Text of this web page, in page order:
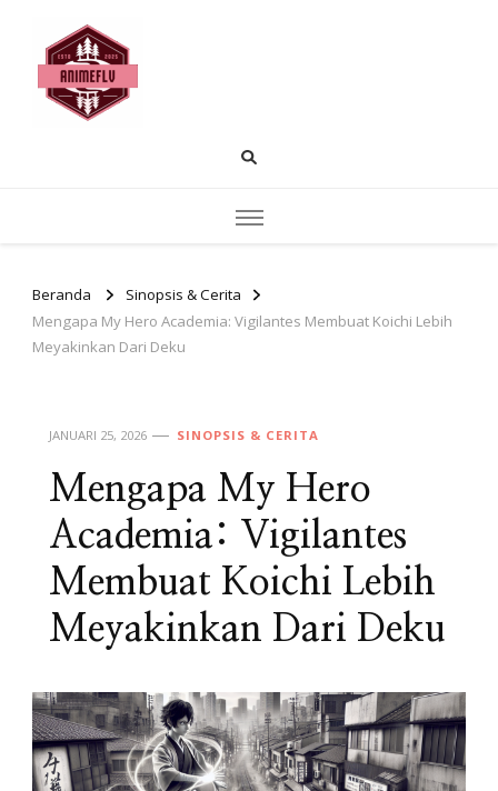
Populer Saat Ini
Beranda
Sinopsis & Cerita
Mengapa My Hero Academia: Vigilantes Membuat Koichi Lebih
Meyakinkan Dari Deku
JANUARI 25, 2026 SINOPSIS & CERITA
Mengapa My Hero
Academia: Vigilantes
Membuat Koichi Lebih
Meyakinkan Dari Deku